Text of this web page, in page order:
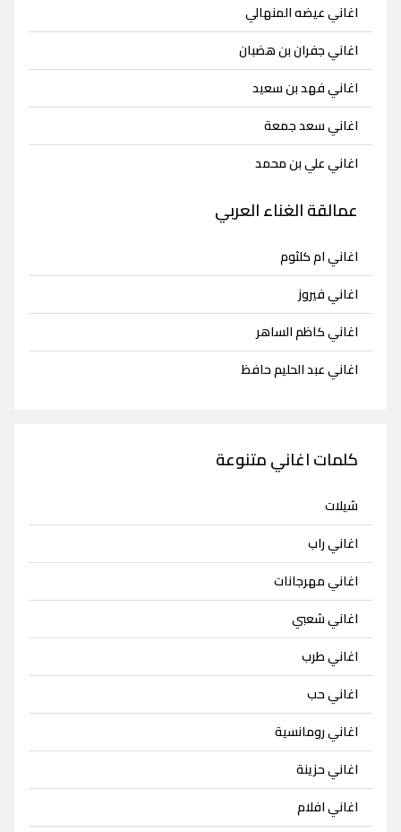
اغاني عيضه المنهالي
اغاني جفران بن هضبان
اغاني فهد بن سعيد
اغاني سعد جمعة
اغاني علي بن محمد
عمالقة الغناء العربي
اغاني ام كلثوم
اغاني فيروز
اغاني كاظم الساهر
اغاني عبد الحليم حافظ
كلمات اغاني متنوعة
شيلات
اغاني راب
اغاني مهرجانات
اغاني شعبي
اغاني طرب
اغاني حب
اغاني رومانسية
اغاني حزينة
اغاني افلام